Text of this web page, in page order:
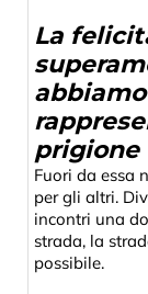
La
prigione
Fuori da essa
per gli altri.
incontri una
strada, la
possibile.